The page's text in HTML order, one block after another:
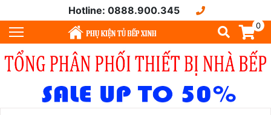
Hotline: 0888.900.345
0